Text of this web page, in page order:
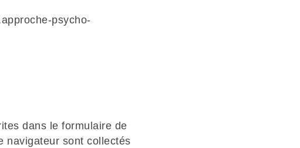
psycho-
dans le formulaire de
navigateur sont collectés